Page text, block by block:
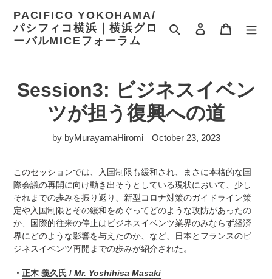
content
PACIFICO YOKOHAMA/
パシフィコ横浜｜横浜グロ
ーバルMICEフォーラム
Search Login cart
Session3: ビジネスイベン
ツが担う復興への道
by byMurayamaHiromi October 23, 2023
このセッションでは、入国制限も緩和され、まさに本格的な国
際会議の再開に向け動き出そうとしている現状において、少し
それまでの歩みを振り返り、新型コロナ対策のガイドライン策
定や入国制限とその緩和をめぐってどのような攻防があったの
か、国際的往来の停止はビジネスイベンツ業界のみならず経済
界にどのような影響を与えたのか、など、日本とフランスのビ
ジネスイベンツ再開までの歩みが紹介された。
・ 正木 義久氏 / Mr. Yoshihisa Masaki